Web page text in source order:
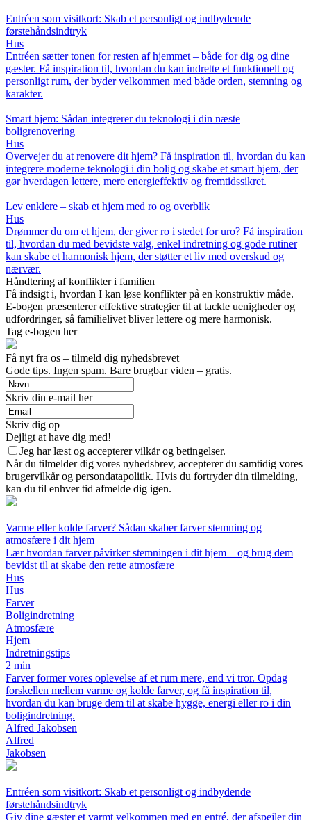
Entréen som visitkort: Skab et personligt og indbydende
førstehåndsindtryk
Hus
Entréen sætter tonen for resten af hjemmet – både for dig og dine
gæster. Få inspiration til, hvordan du kan indrette et funktionelt og
personligt rum, der byder velkommen med både orden, stemning og
karakter.
Smart hjem: Sådan integrerer du teknologi i din næste
boligrenovering
Hus
Overvejer du at renovere dit hjem? Få inspiration til, hvordan du kan
integrere moderne teknologi i din bolig og skabe et smart hjem, der
gør hverdagen lettere, mere energieffektiv og fremtidssikret.
Lev enklere – skab et hjem med ro og overblik
Hus
Drømmer du om et hjem, der giver ro i stedet for uro? Få inspiration
til, hvordan du med bevidste valg, enkel indretning og gode rutiner
kan skabe et harmonisk hjem, der støtter et liv med overskud og
nærvær.
Håndtering af konflikter i familien
Få indsigt i, hvordan I kan løse konflikter på en konstruktiv måde.
E-bogen præsenterer effektive strategier til at tackle uenigheder og
udfordringer, så familielivet bliver lettere og mere harmonisk.
Tag e-bogen her
Få nyt fra os – tilmeld dig nyhedsbrevet
Gode tips. Ingen spam. Bare brugbar viden – gratis.
Skriv din e-mail her
Skriv dig op
Dejligt at have dig med!
Jeg har læst og accepterer vilkår og betingelser.
Når du tilmelder dig vores nyhedsbrev, accepterer du samtidig vores
brugervilkår og persondatapolitik. Hvis du fortryder din tilmelding,
kan du til enhver tid afmelde dig igen.
Varme eller kolde farver? Sådan skaber farver stemning og
atmosfære i dit hjem
Lær hvordan farver påvirker stemningen i dit hjem – og brug dem
bevidst til at skabe den rette atmosfære
Hus
Hus
Farver
Boligindretning
Atmosfære
Hjem
Indretningstips
2 min
Farver former vores oplevelse af et rum mere, end vi tror. Opdag
forskellen mellem varme og kolde farver, og få inspiration til,
hvordan du kan bruge dem til at skabe hygge, energi eller ro i din
boligindretning.
Alfred Jakobsen
Alfred
Jakobsen
Entréen som visitkort: Skab et personligt og indbydende
førstehåndsindtryk
Giv dine gæster et varmt velkommen med en entré, der afspejler din